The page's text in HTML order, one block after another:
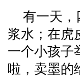
有一天，
浆水；在虎
一个小孩子
啦，卖墨的